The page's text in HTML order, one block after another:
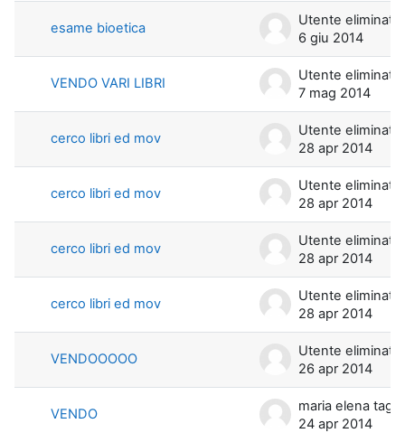
esame bioetica
Utente eliminato
6 giu 2014
VENDO VARI LIBRI
Utente eliminato
7 mag 2014
cerco libri ed mov
Utente eliminato
28 apr 2014
cerco libri ed mov
Utente eliminato
28 apr 2014
cerco libri ed mov
Utente eliminato
28 apr 2014
cerco libri ed mov
Utente eliminato
28 apr 2014
VENDOOOOO
Utente eliminato
26 apr 2014
VENDO
24 apr 2014